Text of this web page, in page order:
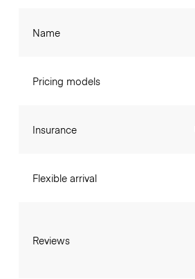
Name
Pricing models
Insurance
Flexible arrival
Reviews